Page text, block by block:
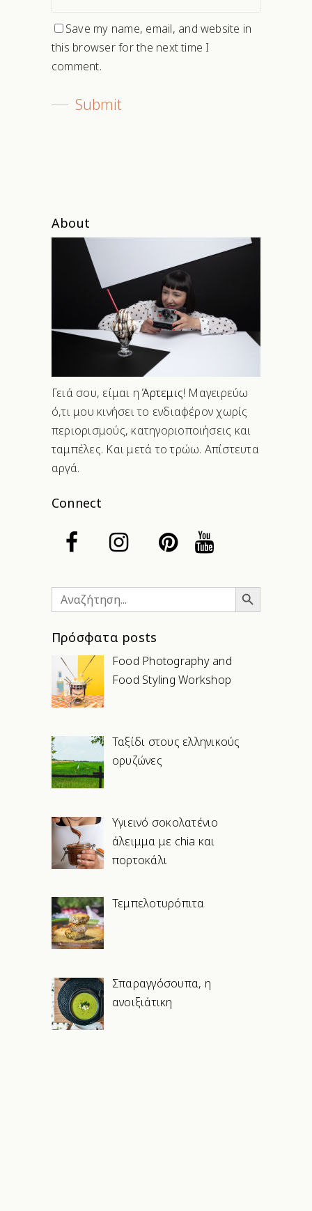
Save my name, email, and website in
this browser for the next time I
comment.
About
Γειά σου, είμαι ηΆρτεμις! Μαγειρεύω
ό,τι μου κινήσει το ενδιαφέρον χωρίς
περιορισμούς, κατηγοριοποιήσεις και
ταμπέλες. Και μετά το τρώω. Απίστευτα
αργά.
Connect
Search
for:
Search Button
Πρόσφατα posts
Food Photography and
Food Styling Workshop
Ταξίδι στους ελληνικούς
ορυζώνες
Υγιεινό σοκολατένιο
άλειμμα με chia και
πορτοκάλι
Τεμπελοτυρόπιτα
Σπαραγγόσουπα, η
ανοιξιάτικη